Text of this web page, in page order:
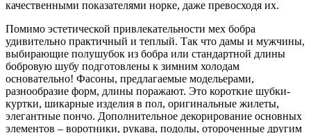
качественными показателями норке, даже превосходя их.
Помимо эстетической привлекательности мех бобра
удивительно практичный и теплый. Так что дамы и мужчины,
выбирающие полушубок из бобра или стандартной длины
бобровую шубу подготовлены к зимним холодам
основательно! Фасоны, предлагаемые модельерами,
разнообразие форм, длины поражают. Это короткие шубки-
куртки, шикарные изделия в пол, оригинальные жилеты,
элегантные пончо. Дополнительное декорирование основных
элементов – воротники, рукава, подолы, отороченные другим